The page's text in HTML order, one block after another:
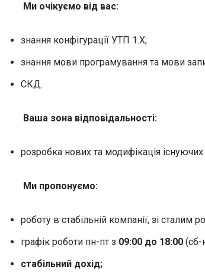
Ми очікуємо від вас:
знання конфігурації УТП 1.Х;
знання мови програмування та мови
СКД.
Ваша зона відповідальності:
розробка нових та модифікація існуючих
Ми пропонуємо:
роботу в стабільній компанії, зі сталим
графік роботи пн-пт з 09:00 до 18:00 (сб-
стабільний дохід;